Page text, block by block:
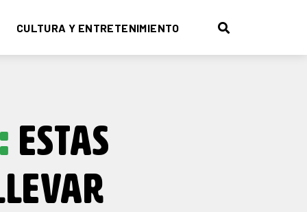
CULTURA Y ENTRETENIMIENTO
ESTAS